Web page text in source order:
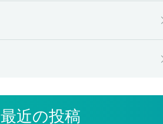
最近の投稿